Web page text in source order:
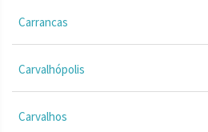
Carrancas
Carvalhópolis
Carvalhos